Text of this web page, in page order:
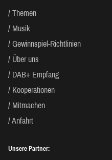
Themen
Musik
Gewinnspiel-Richtlinien
Über uns
DAB+ Empfang
Kooperationen
Mitmachen
Anfahrt
Unsere Partner: